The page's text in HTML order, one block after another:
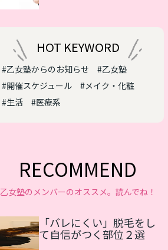
HOT KEYWORD
#乙女塾からのお知らせ
#乙女塾
#開催スケジュール
#メイク・化粧
#生活
#医療系
RECOMMEND
乙女塾のメンバーのオススメ。読んでね！
「バレにくい」脱毛をし
て自信がつく部位２選